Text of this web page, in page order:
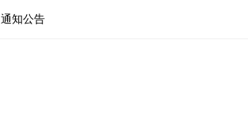
通知公告